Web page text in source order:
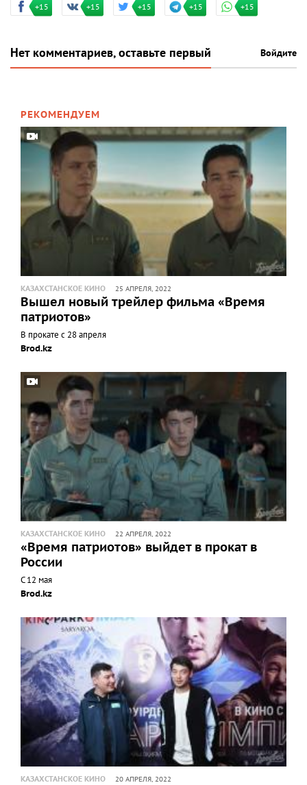
+15 +15 +15 +15 +15
Нет комментариев, оставьте первый Войдите
РЕКОМЕНДУЕМ
КАЗАХСТАНСКОЕ КИНО 25 АПРЕЛЯ, 2022
Вышел новый трейлер фильма «Время
патриотов»
В прокате с 28 апреля
Brod.kz
КАЗАХСТАНСКОЕ КИНО 22 АПРЕЛЯ, 2022
«Время патриотов» выйдет в прокат в
России
С 12 мая
Brod.kz
КАЗАХСТАНСКОЕ КИНО 20 АПРЕЛЯ, 2022